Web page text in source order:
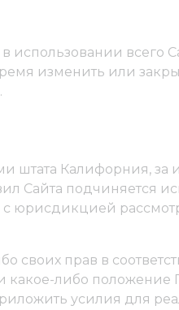
в использовании
изменить или
штата Калифорния,
Сайта подчиняется
с юрисдикцией
своих прав в
какое-либо
усилия для